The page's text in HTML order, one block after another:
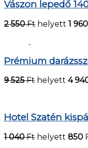
Vászon lepedő
2 550 Ft helyett 1 960
Prémium
9 525 Ft helyett 4
Hotel Szatén
1 040 Ft helyett 850